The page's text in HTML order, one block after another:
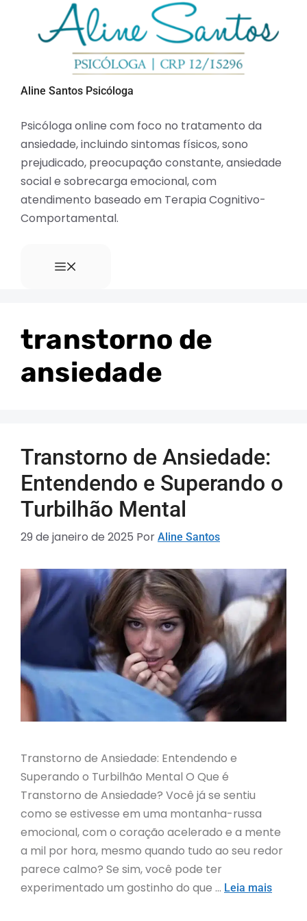
Aline Santos Psicóloga
Psicóloga online com foco no tratamento da
ansiedade, incluindo sintomas físicos, sono
prejudicado, preocupação constante, ansiedade
social e sobrecarga emocional, com
atendimento baseado em Terapia Cognitivo-
Comportamental.
transtorno de
ansiedade
Transtorno de Ansiedade:
Entendendo e Superando o
Turbilhão Mental
29 de janeiro de 2025 Por Aline Santos
Transtorno de Ansiedade: Entendendo e
Superando o Turbilhão Mental O Que é
Transtorno de Ansiedade? Você já se sentiu
como se estivesse em uma montanha-russa
emocional, com o coração acelerado e a mente
a mil por hora, mesmo quando tudo ao seu redor
parece calmo? Se sim, você pode ter
experimentado um gostinho do que … Leia mais